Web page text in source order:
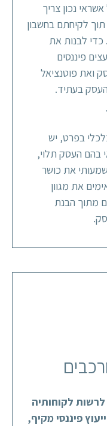
נכון צריך
לקיחתם בחשבון
כדי לבנות את
פיננסים
ואת פוטנציאל
בעתיד.
בפרט, יש
בהם העסק תלוי,
את כושר
את מגוון
מתוך הבנת
לקוחותיה
פיננסי מקיף,